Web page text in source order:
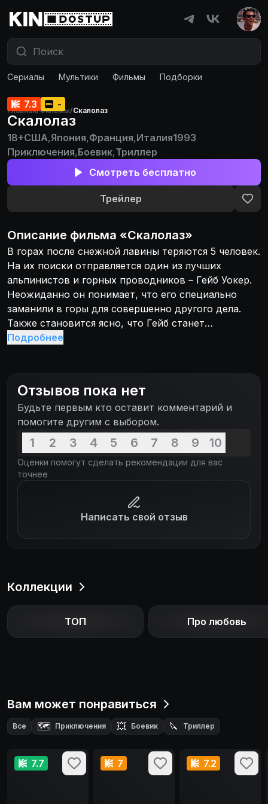
Сериалы Мультики Фильмы Подборки
Главная/Фильмы/Скалолаз
7.3 -
Скалолаз
18+США,Япония,Франция,Италия1993
Приключения,Боевик,Триллер
Смотреть бесплатно
Трейлер
Описание фильма «Скалолаз»
В горах после снежной лавины теряются 5 человек.
На их поиски отправляется один из лучших
альпинистов и горных проводников – Гейб Уокер.
Неожиданно он понимает, что его специально
заманили в горы для совершенно другого дела.
Также становится ясно, что Гейб станет
нежелательным свидетелем, от которого без
боевиков под предводительством
международного террориста Эрика Куалена...
Подробнее
Отзывов пока нет
Будьте первым кто оставит комментарий и
помогите другим с выбором.
1 2 3 4 5 6 7 8 9 10
Оценки помогут сделать рекомендации для вас
точнее
Написать свой отзыв
Коллекции
ТОП Про любовь
Вам может понравиться
Все 🗺️ Приключения 💥 Боевик 🔪 Триллер
7.7 7 7.2